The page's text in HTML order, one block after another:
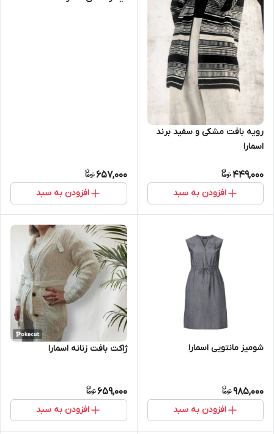
رویه بافت مشکی و سفید برند
اسمارا
449,000
افزودن به سبد
657,000
افزودن به سبد
شومیز مانتویی اسمارا
985,000
افزودن به سبد
ژاکت بافت زنانه اسمارا
659,000
افزودن به سبد